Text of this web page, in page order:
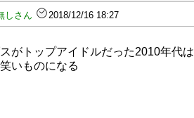
しさん 2018/12/16 18:27
がトップアイドルだった2010年代は
いものになる